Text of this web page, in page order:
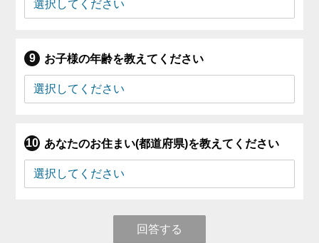
お子様の年齢を教えてください
あなたのお住まい(都道府県)を教えてください
回答する